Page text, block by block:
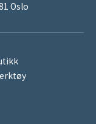
Oslo